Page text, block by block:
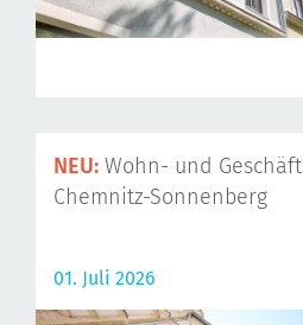
NEU: Wohn- und
Chemnitz-Sonnenberg
01. Juli 2026